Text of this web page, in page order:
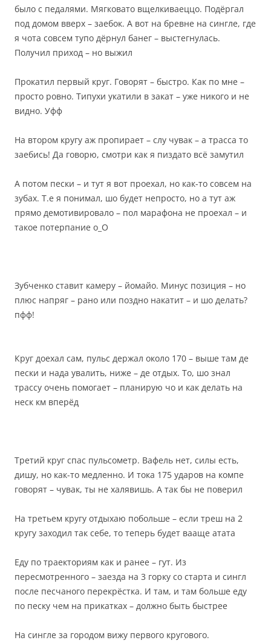
было с педалями. Мягковато вщелкиваеццо. Подёргал
под домом вверх – заебок. А вот на бревне на сингле, где
я чота совсем тупо дёрнул банег – выстегнулась.
Получил приход – но выжил
Прокатил первый круг. Говорят – быстро. Как по мне –
просто ровно. Типухи укатили в закат – уже никого и не
видно. Уфф
На втором кругу аж пропирает – слу чувак – а трасса то
заебись! Да говорю, смотри как я пиздато всё замутил
А потом пески – и тут я вот проехал, но как-то совсем на
зубах. Т.е я понимал, шо будет непросто, но а тут аж
прямо демотивировало – пол марафона не проехал – и
такое потерпание о_О
Зубченко ставит камеру – йомайо. Минус позиция – но
плюс напряг – рано или поздно накатит – и шо делать?
пфф!
Круг доехал сам, пульс держал около 170 – выше там де
пески и нада увалить, ниже – де отдых. То, шо знал
трассу очень помогает – планирую чо и как делать на
неск км вперёд
Третий круг спас пульсометр. Вафель нет, силы есть,
дишу, но как-то медленно. И тока 175 ударов на компе
говорят – чувак, ты не халявишь. А так бы не поверил
На третьем кругу отдыхаю побольше – если треш на 2
кругу заходил так себе, то теперь будет вааще атата
Еду по траекториям как и ранее – гут. Из
пересмотренного – заезда на 3 горку со старта и сингл
после песчаного перекрёстка. И там, и там больше еду
по песку чем на прикатках – должно быть быстрее
На сингле за городом вижу первого кругового.